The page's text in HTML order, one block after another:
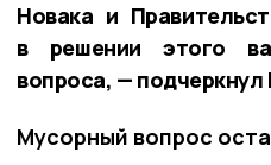
Новака и
в решении этого
вопроса, —
Мусорный вопрос